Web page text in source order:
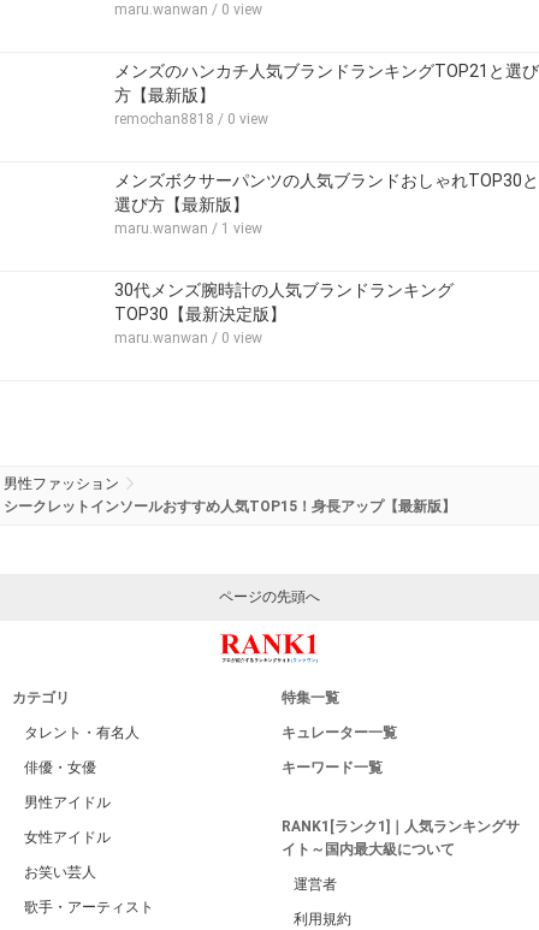
maru.wanwan / 0 view
メンズのハンカチ人気ブランドランキングTOP21と選び
方【最新版】
remochan8818 / 0 view
メンズボクサーパンツの人気ブランドおしゃれTOP30と
選び方【最新版】
maru.wanwan / 1 view
30代メンズ腕時計の人気ブランドランキング
TOP30【最新決定版】
maru.wanwan / 0 view
男性ファッション
シークレットインソールおすすめ人気TOP15！身長アップ【最新版】
ページの先頭へ
カテゴリ
タレント・有名人
俳優・女優
男性アイドル
女性アイドル
お笑い芸人
歌手・アーティスト
特集一覧
キュレーター一覧
キーワード一覧
RANK1[ランク1]｜人気ランキングサ
イト～国内最大級について
運営者
利用規約